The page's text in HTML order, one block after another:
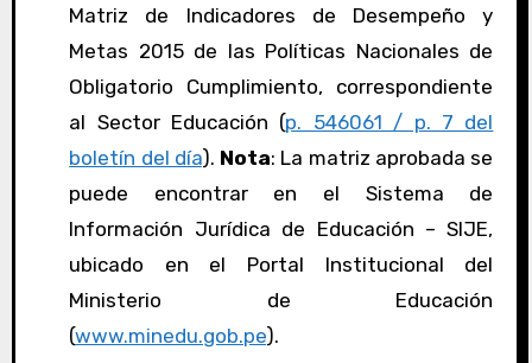
Matriz de Indicadores de Desempeño y
Metas 2015 de las Políticas Nacionales de
Obligatorio Cumplimiento, correspondiente
al Sector Educación (p. 546061 / p. 7 del
boletín del día). Nota: La matriz aprobada se
puede encontrar en el Sistema de
Información Jurídica de Educación – SIJE,
ubicado en el Portal Institucional del
Ministerio de Educación
(www.minedu.gob.pe).